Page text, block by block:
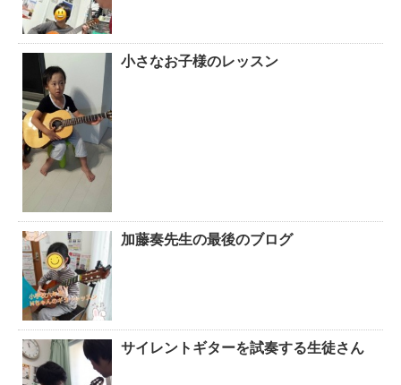
小さなお子様のレッスン
加藤奏先生の最後のブログ
サイレントギターを試奏する生徒さん